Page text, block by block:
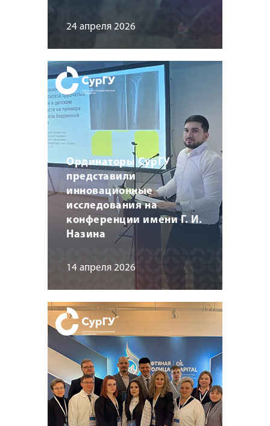
24 апреля 2026
Ординаторы СурГУ
представили
инновационные
исследования на
конференции имени Г. И.
Назина
14 апреля 2026